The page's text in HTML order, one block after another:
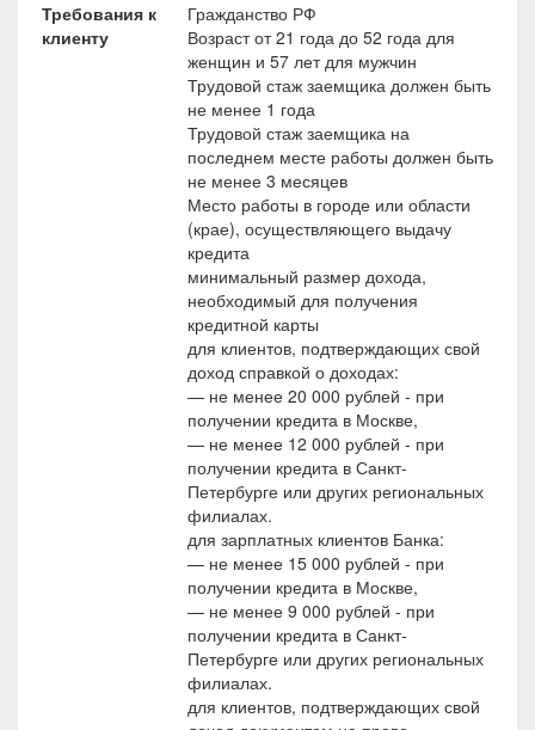
Требования к
клиенту
Гражданство РФ
Возраст от 21 года до 52 года для
женщин и 57 лет для мужчин
Трудовой стаж заемщика должен быть
не менее 1 года
Трудовой стаж заемщика на
последнем месте работы должен быть
не менее 3 месяцев
Место работы в городе или области
(крае), осуществляющего выдачу
кредита
минимальный размер дохода,
необходимый для получения
кредитной карты
для клиентов, подтверждающих свой
доход справкой о доходах:
— не менее 20 000 рублей - при
получении кредита в Москве,
— не менее 12 000 рублей - при
получении кредита в Санкт-
Петербурге или других региональных
филиалах.
для зарплатных клиентов Банка:
— не менее 15 000 рублей - при
получении кредита в Москве,
— не менее 9 000 рублей - при
получении кредита в Санкт-
Петербурге или других региональных
филиалах.
для клиентов, подтверждающих свой